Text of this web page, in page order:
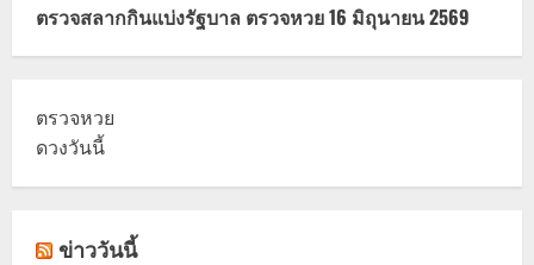
ตรวจสลากกินแบ่งรัฐบาล ตรวจหวย 16 มิถุนายน 2569
ตรวจหวย
ดวงวันนี้
ข่าววันนี้